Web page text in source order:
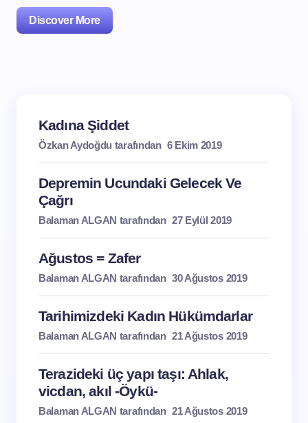
Discover More
Kadına Şiddet
Özkan Aydoğdu tarafından 6 Ekim 2019
Depremin Ucundaki Gelecek Ve
Çağrı
Balaman ALGAN tarafından 27 Eylül 2019
Ağustos = Zafer
Balaman ALGAN tarafından 30 Ağustos 2019
Tarihimizdeki Kadın Hükümdarlar
Balaman ALGAN tarafından 21 Ağustos 2019
Terazideki üç yapı taşı: Ahlak,
vicdan, akıl -Öykü-
Balaman ALGAN tarafından 21 Ağustos 2019